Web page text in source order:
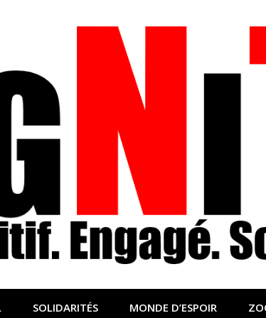
sociale,
SOLIDARITÉS MONDE D’ESPOIR